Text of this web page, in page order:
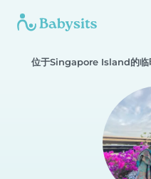
位于Singapore Island的临